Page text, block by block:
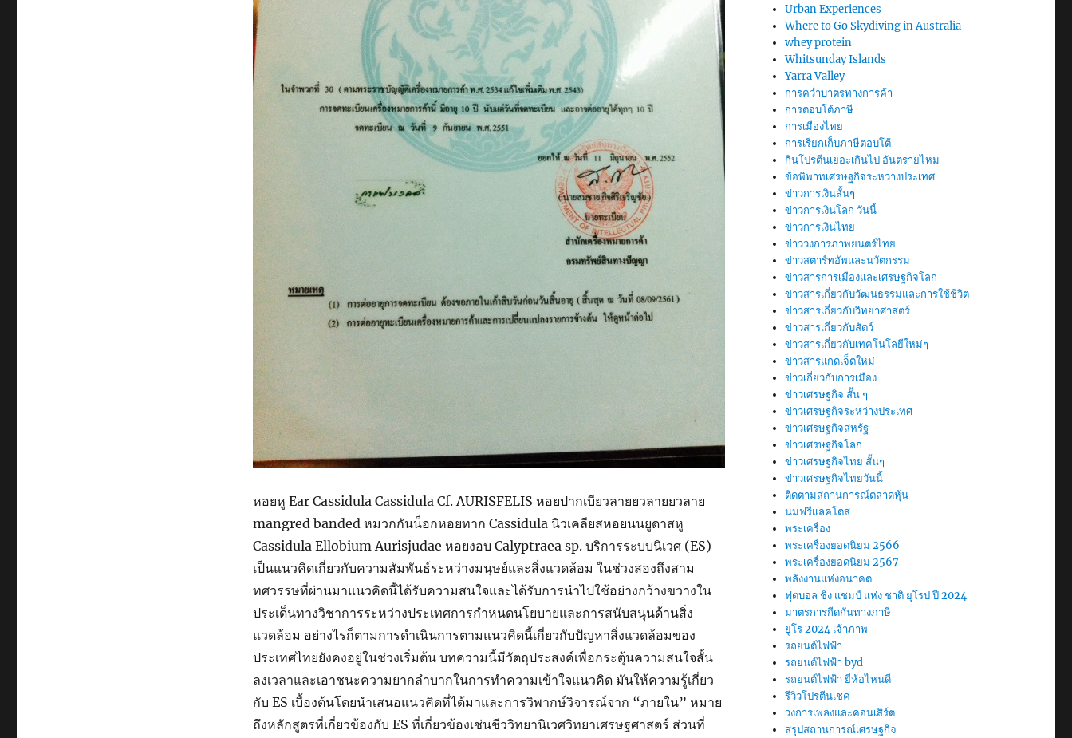
หอยหู Ear Cassidula Cassidula Cf. AURISFELIS หอยปากเบียวลายยวลายยวลาย
mangred banded หมวกกันน็อกหอยทาก Cassidula นิวเคลียสหอยนนยูดาสหู
Cassidula Ellobium Aurisjudae หอยงอบ Calyptraea sp. บริการระบบนิเวศ (ES)
เป็นแนวคิดเกี่ยวกับความสัมพันธ์ระหว่างมนุษย์และสิ่งแวดล้อม ในช่วงสองถึงสาม
ทศวรรษที่ผ่านมาแนวคิดนี้ได้รับความสนใจและได้รับการนำไปใช้อย่างกว้างขวางใน
ประเด็นทางวิชาการระหว่างประเทศการกำหนดนโยบายและการสนับสนุนด้านสิ่ง
แวดล้อม อย่างไรก็ตามการดำเนินการตามแนวคิดนี้เกี่ยวกับปัญหาสิ่งแวดล้อมของ
ประเทศไทยยังคงอยู่ในช่วงเริ่มต้น บทความนี้มีวัตถุประสงค์เพื่อกระตุ้นความสนใจสั้น
ลงเวลาและเอาชนะความยากลำบากในการทำความเข้าใจแนวคิด มันให้ความรู้เกี่ยว
กับ ES เบื้องต้นโดยนำเสนอแนวคิดที่ได้มาและการวิพากษ์วิจารณ์จาก “ภายใน” หมาย
ถึงหลักสูตรที่เกี่ยวข้องกับ ES ที่เกี่ยวข้องเช่นชีววิทยานิเวศวิทยาเศรษฐศาสตร์ ส่วนที่
Urban Experiences
Where to Go Skydiving in Australia
whey protein
Whitsunday Islands
Yarra Valley
การคว่ำบาตรทางการค้า
การตอบโต้ภาษี
การเมืองไทย
การเรียกเก็บภาษีตอบโต้
กินโปรตีนเยอะเกินไป อันตรายไหม
ข้อพิพาทเศรษฐกิจระหว่างประเทศ
ข่าวการเงินสั้นๆ
ข่าวการเงินโลก วันนี้
ข่าวการเงินไทย
ข่าววงการภาพยนตร์ไทย
ข่าวสตาร์ทอัพและนวัตกรรม
ข่าวสารการเมืองและเศรษฐกิจโลก
ข่าวสารเกี่ยวกับวัฒนธรรมและการใช้ชีวิต
ข่าวสารเกี่ยวกับวิทยาศาสตร์
ข่าวสารเกี่ยวกับสัตว์
ข่าวสารเกี่ยวกับเทคโนโลยีใหม่ๆ
ข่าวสารแกดเจ็ตใหม่
ข่าวเกี่ยวกับการเมือง
ข่าวเศรษฐกิจ สั้น ๆ
ข่าวเศรษฐกิจระหว่างประเทศ
ข่าวเศรษฐกิจสหรัฐ
ข่าวเศรษฐกิจโลก
ข่าวเศรษฐกิจไทย สั้นๆ
ข่าวเศรษฐกิจไทยวันนี้
ติดตามสถานการณ์ตลาดหุ้น
นมฟรีแลคโตส
พระเครื่อง
พระเครื่องยอดนิยม 2566
พระเครื่องยอดนิยม 2567
พลังงานแห่งอนาคต
ฟุตบอล ชิง แชมป์ แห่ง ชาติ ยุโรป ปี 2024
มาตรการกีดกันทางภาษี
ยูโร 2024 เจ้าภาพ
รถยนต์ไฟฟ้า
รถยนต์ไฟฟ้า byd
รถยนต์ไฟฟ้า ยี่ห้อไหนดี
รีวิวโปรตีนเชค
วงการเพลงและคอนเสิร์ต
สรุปสถานการณ์เศรษฐกิจ